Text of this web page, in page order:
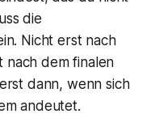
die
Nicht erst nach
nach dem finalen
dann, wenn sich
andeutet.